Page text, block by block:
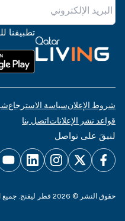
تطبيقنا
شروط الإعلانسياسة الاسترجاع
قواعد نشر الإعلاناتاتصل بنا
لنبقَ على تواصل
حقوق النشر © 2026 قطر ليفنج. جميع الحقوق محفوظة.